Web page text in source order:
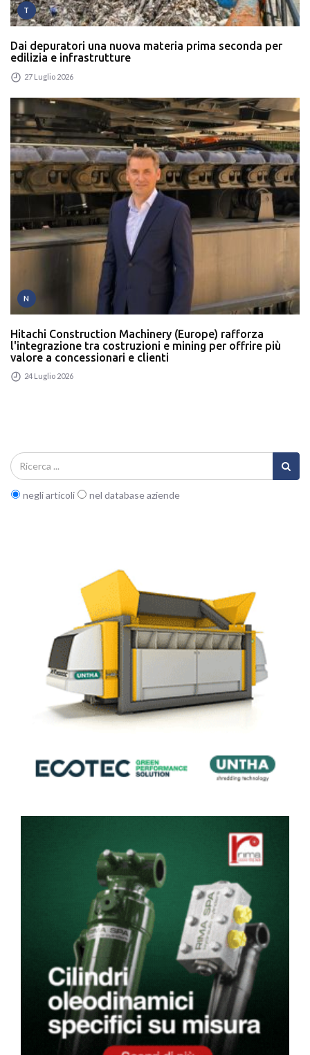
T
Dai depuratori una nuova materia prima seconda per
edilizia e infrastrutture
27 Luglio 2026
N
Hitachi Construction Machinery (Europe) rafforza
l'integrazione tra costruzioni e mining per offrire più
valore a concessionari e clienti
24 Luglio 2026
negli articoli nel database aziende